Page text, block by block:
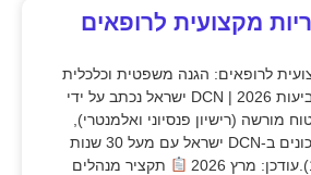
מקצועית לרופאים
לרופאים: הגנה משפטית וכלכלית
מלאה מול גל התביעות 2026 | DCN ישראל נכתב על ידי
מורשה (רישיון פנסיוני ואלמנטרי),
מומחה לניהול סיכונים ב-DCN ישראל עם מעל 30 שנות
תקציר מנהלים